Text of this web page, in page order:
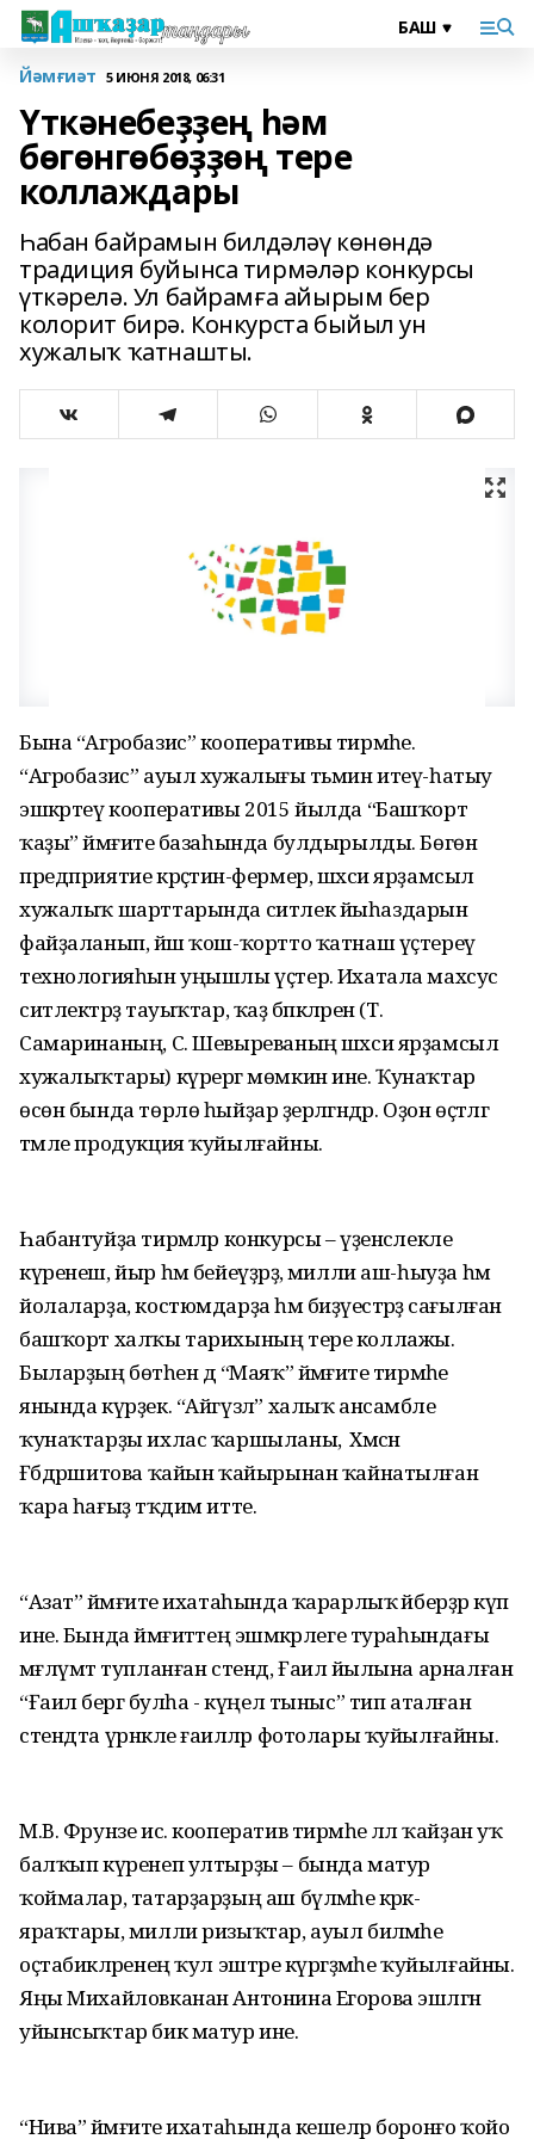
Йәмғиәт 5 ИЮНЯ 2018, 06:31
Үткәнебеҙҙең һәм
бөгөнгөбөҙҙөң тере
коллаждары
Һабан байрамын билдәләү көнөндә
традиция буйынса тирмәләр конкурсы
үткәрелә. Ул байрамға айырым бер
колорит бирә. Конкурста быйыл ун
хужалыҡ ҡатнашты.
Бына “Агробазис” кооперативы тирмәһе.
“Агробазис” ауыл хужалығы тәьмин итеү-һатыу
эшкәртеү кооперативы 2015 йылда “Башҡорт
ҡаҙы” йәмғиәте базаһында булдырылды. Бөгөн
предприятие крәҫтиән-фермер, шәхси ярҙамсыл
хужалыҡ шарттарында ситлек йыһаздарын
файҙаланып, йәш ҡош-ҡортто ҡатнаш үҫтереү
технологияһын уңышлы үҫтерә. Ихатала махсус
ситлектәрҙә тауыҡтар, ҡаҙ бәпкәләрен (Т.
Самаринаның, С. Шевыреваның шәхси ярҙамсыл
хужалыҡтары) күрергә мөмкин ине. Ҡунаҡтар
өсөн бында төрлө һыйҙар әҙерләгәндәр. Оҙон өҫтәлгә
тәмле продукция ҡуйылғайны.
Һабантуйҙа тирмәләр конкурсы – үҙенсәлекле
күренеш, йыр һәм бейеүҙәрҙә, милли аш-һыуҙа һәм
йолаларҙа, костюмдарҙа һәм биҙәүестәрҙә сағылған
башҡорт халҡы тарихының тере коллажы.
Быларҙың бөтәһен дә “Маяҡ” йәмғиәте тирмәһе
янында күрҙек. “Айгүзәл” халыҡ ансамбле
ҡунаҡтарҙы ихлас ҡаршыланы, ә Хәмсәнә
Ғәбдрәшитова ҡайын ҡайырынан ҡайнатылған
ҡара һағыҙ тәҡдим итте.
“Азат” йәмғиәте ихатаһында ҡарарлыҡ әйберҙәр күп
ине. Бында йәмғиәттең эшмәкәрлеге тураһындағы
мәғлүмәт тупланған стенд, Ғаилә йылына арналған
“Ғаилә бергә булһа - күңел тыныс” тип аталған
стендта үрнәкле ғаиләләр фотолары ҡуйылғайны.
М.В. Фрунзе ис. кооператив тирмәһе әллә ҡайҙан уҡ
балҡып күренеп ултырҙы – бында матур
ҡоймалар, татарҙарҙың аш бүлмәһе кәрәк-
яраҡтары, милли ризыҡтар, ауыл биләмәһе
оҫтабикәләренең ҡул эштәре күргәҙмәһе ҡуйылғайны.
Яңы Михайловканан Антонина Егорова эшләгән
уйынсыҡтар бик матур ине.
“Нива” йәмғиәте ихатаһында кешеләр боронғо ҡойо